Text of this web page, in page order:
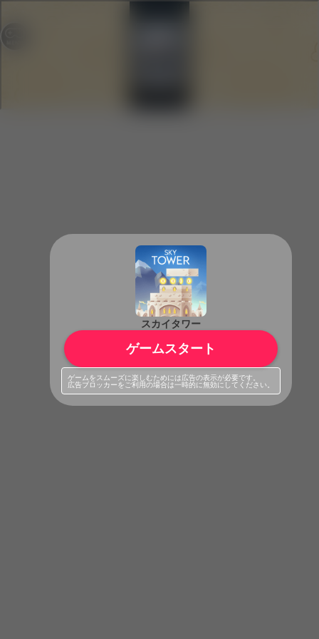
スカイタワー
ゲームスタート
ゲームをスムーズに楽しむためには広告の表示が必要です。
広告ブロッカーをご利用の場合は一時的に無効にしてください。